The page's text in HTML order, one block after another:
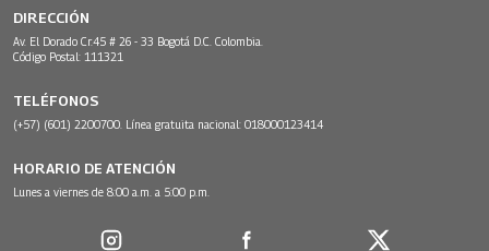
DIRECCIÓN
Av. El Dorado Cr.45 # 26 - 33 Bogotá D.C. Colombia.
Código Postal: 111321
TELÉFONOS
(+57) (601) 2200700. Línea gratuita nacional: 018000123414
HORARIO DE ATENCIÓN
Lunes a viernes de 8:00 a.m. a 5:00 p.m.